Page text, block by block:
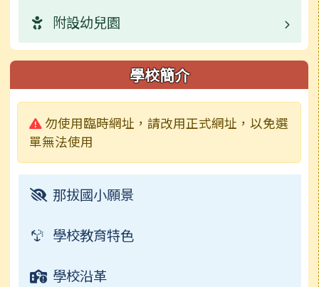
榮譽榜
行事曆
檔案下載
成果及粉絲頁
電子書
活動相簿
榮譽榜
行事曆
校園影音
常用連結
活動相簿
榮譽榜
行事曆
校園公告
常用連結
榮譽榜
業務職掌
校園公告
活動相簿
校園影音
附設幼兒園
校園公告
業務職掌
活動相簿
學校簡介
警告:
勿使用臨時網址，請改用正式網址，以免選
單無法使用
那拔國小願景
學校教育特色
學校沿革